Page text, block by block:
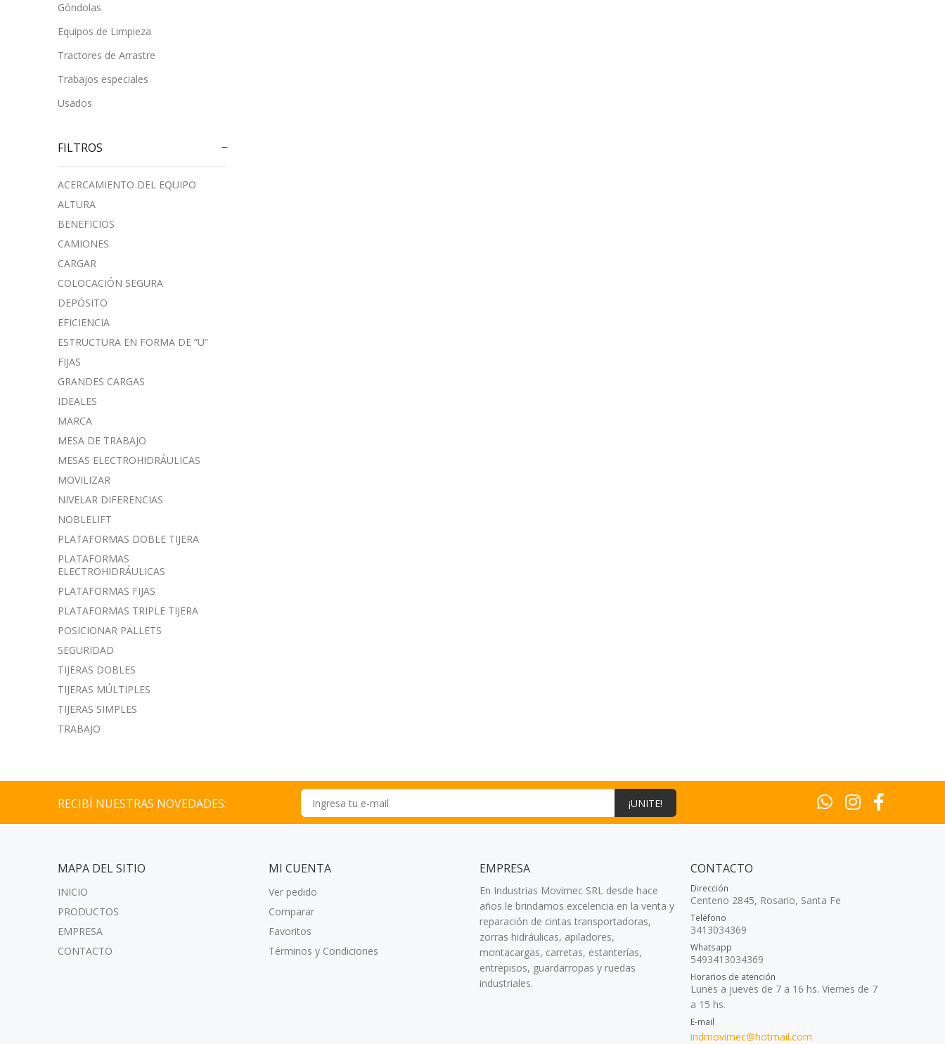
Góndolas
Equipos de Limpieza
Tractores de Arrastre
Trabajos especiales
Usados
FILTROS
ACERCAMIENTO DEL EQUIPO
ALTURA
BENEFICIOS
CAMIONES
CARGAR
COLOCACIÓN SEGURA
DEPÓSITO
EFICIENCIA
ESTRUCTURA EN FORMA DE “U”
FIJAS
GRANDES CARGAS
IDEALES
MARCA
MESA DE TRABAJO
MESAS ELECTROHIDRÁULICAS
MOVILIZAR
NIVELAR DIFERENCIAS
NOBLELIFT
PLATAFORMAS DOBLE TIJERA
PLATAFORMAS
ELECTROHIDRÁULICAS
PLATAFORMAS FIJAS
PLATAFORMAS TRIPLE TIJERA
POSICIONAR PALLETS
SEGURIDAD
TIJERAS DOBLES
TIJERAS MÚLTIPLES
TIJERAS SIMPLES
TRABAJO
RECIBÍ NUESTRAS NOVEDADES: ¡UNITE!
MAPA DEL SITIO
INICIO
PRODUCTOS
EMPRESA
CONTACTO
MI CUENTA
Ver pedido
Comparar
Favoritos
Términos y Condiciones
EMPRESA
En Industrias Movimec SRL desde hace
años le brindamos excelencia en la venta y
reparación de cintas transportadoras,
zorras hidráulicas, apiladores,
montacargas, carretas, estanterías,
entrepisos, guardarropas y ruedas
industriales.
CONTACTO
Dirección
Centeno 2845, Rosario, Santa Fe
Teléfono
3413034369
Whatsapp
5493413034369
Horarios de atención
Lunes a jueves de 7 a 16 hs. Viernes de 7
a 15 hs.
E-mail
indmovimec@hotmail.com